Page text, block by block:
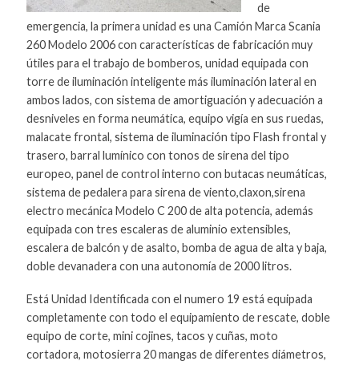
de
emergencia, la primera unidad es una Camión Marca Scania
260 Modelo 2006 con características de fabricación muy
útiles para el trabajo de bomberos, unidad equipada con
torre de iluminación inteligente más iluminación lateral en
ambos lados, con sistema de amortiguación y adecuación a
desniveles en forma neumática, equipo vigía en sus ruedas,
malacate frontal, sistema de iluminación tipo Flash frontal y
trasero, barral lumínico con tonos de sirena del tipo
europeo, panel de control interno con butacas neumáticas,
sistema de pedalera para sirena de viento,claxon,sirena
electro mecánica Modelo C 200 de alta potencia, además
equipada con tres escaleras de aluminio extensibles,
escalera de balcón y de asalto, bomba de agua de alta y baja,
doble devanadera con una autonomía de 2000 litros.
Está Unidad Identificada con el numero 19 está equipada
completamente con todo el equipamiento de rescate, doble
equipo de corte, mini cojines, tacos y cuñas, moto
cortadora, motosierra 20 mangas de diferentes diámetros,